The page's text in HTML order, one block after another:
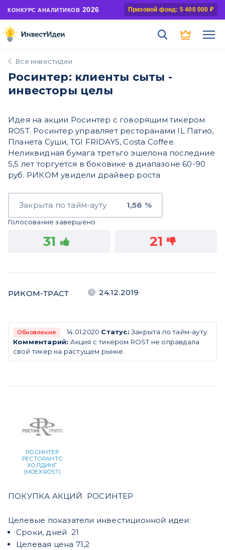
КОНКУРС АНАЛИТИКОВ 2026 Призовой фонд: 5 400 000 ₽
Все инвестидеи
Росинтер: клиенты сыты -
инвесторы целы
Идея на акции Росинтер с говорящим тикером
ROST. Росинтер управляет ресторанами IL Патио,
Планета Суши, TGI FRIDAYS, Costa Coffee.
Неликвидная бумага третьго эшелона последние
5,5 лет торгуется в боковике в диапазоне 60-90
руб. РИКОМ увидели драйвер роста
Закрыта по тайм-ауту 1,56 %
Голосование завершено.
31 21
РИКОМ-ТРАСТ 24.12.2019
Обновление 14.01.2020 Статус: Закрыта по тайм-ауту.
Комментарий: Акция с тикером ROST не оправдала
свой тикер на растущем рынке.
РОСИНТЕР
РЕСТОРАНТС
ХОЛДИНГ
(MOEX:ROST)
ПОКУПКА АКЦИЙ РОСИНТЕР
Целевые показатели инвестиционной идеи:
Сроки, дней 21
Целевая цена 71,2